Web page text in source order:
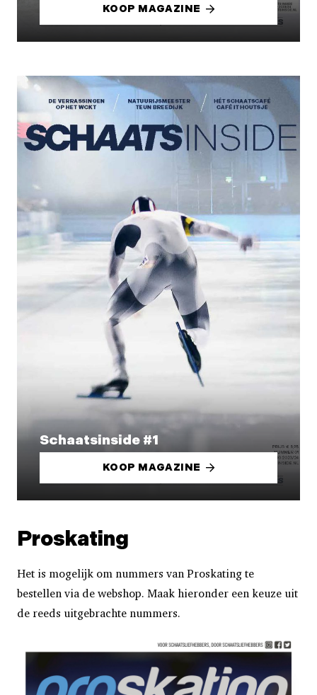
KOOP MAGAZINE
Schaatsinside #1
KOOP MAGAZINE
Proskating
Het is mogelijk om nummers van Proskating te
bestellen via de webshop. Maak hieronder een keuze uit
de reeds uitgebrachte nummers.